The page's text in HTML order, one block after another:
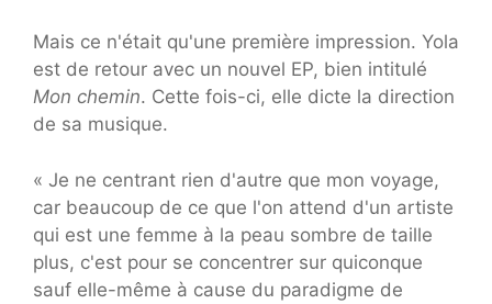
Mais ce n'était qu'une première impression. Yola
est de retour avec un nouvel EP, bien intitulé
Mon chemin. Cette fois-ci, elle dicte la direction
de sa musique.
« Je ne centrant rien d'autre que mon voyage,
car beaucoup de ce que l'on attend d'un artiste
qui est une femme à la peau sombre de taille
plus, c'est pour se concentrer sur quiconque
sauf elle-même à cause du paradigme de